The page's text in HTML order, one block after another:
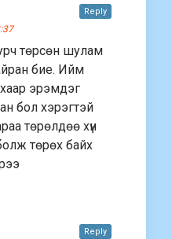
төрсөн шулам
бие. Ийм
эрэмдэг
бол хэрэгтэй
төрөлдөө хүн
төрөх байх
Reply
Reply